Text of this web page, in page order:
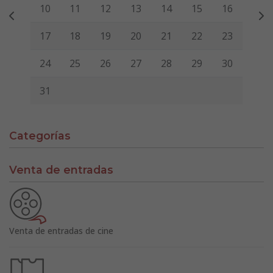
10 11 12 13 14 15 16
17 18 19 20 21 22 23
24 25 26 27 28 29 30
31
Categorías
Venta de entradas
Venta de entradas de cine